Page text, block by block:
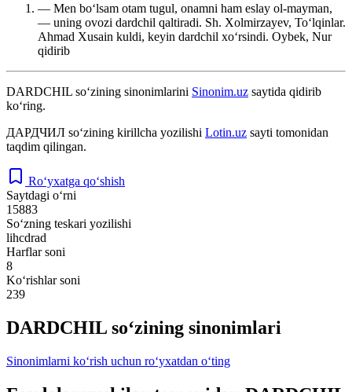
— Men boʻlsam otam tugul, onamni ham eslay ol-mayman,
— uning ovozi dardchil qaltiradi. Sh. Xolmirzayev, Toʻlqinlar.
Ahmad Xusain kuldi, keyin dardchil xoʻrsindi. Oybek, Nur
qidirib
DARDCHIL so‘zining sinonimlarini Sinonim.uz saytida qidirib
ko‘ring.
ДАРДЧИЛ so‘zining kirillcha yozilishi Lotin.uz sayti tomonidan
taqdim qilingan.
Ro‘yxatga qo‘shish
Saytdagi o‘rni
15883
So‘zning teskari yozilishi
lihcdrad
Harflar soni
8
Ko‘rishlar soni
239
DARDCHIL so‘zining sinonimlari
Sinonimlarni ko‘rish uchun ro‘yxatdan o‘ting